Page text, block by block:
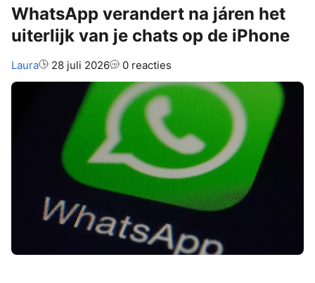
WhatsApp verandert na járen het
uiterlijk van je chats op de iPhone
Auteur:
Laura 28 juli 2026 0 reacties